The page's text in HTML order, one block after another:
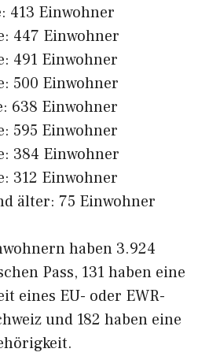
413 Einwohner
447 Einwohner
491 Einwohner
500 Einwohner
638 Einwohner
595 Einwohner
384 Einwohner
312 Einwohner
älter: 75 Einwohner
haben 3.924
Pass, 131 haben eine
eines EU- oder EWR-
und 182 haben eine